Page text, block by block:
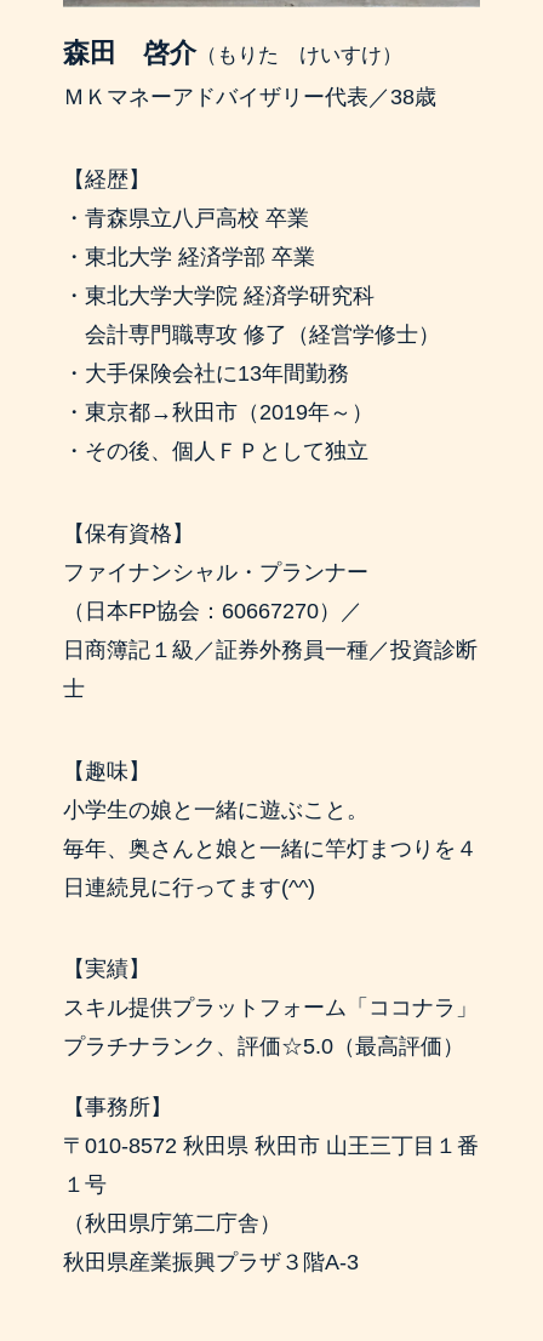
森田 啓介（もりた けいすけ）
ＭＫマネーアドバイザリー代表／38歳
【経歴】
・青森県立八戸高校 卒業
・東北大学 経済学部 卒業
・東北大学大学院 経済学研究科
会計専門職専攻 修了（経営学修士）
・大手保険会社に13年間勤務
・東京都→秋田市（2019年～）
・その後、個人ＦＰとして独立
【保有資格】
ファイナンシャル・プランナー
（日本FP協会：60667270）／
日商簿記１級／証券外務員一種／投資診断
士
【趣味】
小学生の娘と一緒に遊ぶこと。
毎年、奥さんと娘と一緒に竿灯まつりを４
日連続見に行ってます(^^)
【実績】
スキル提供プラットフォーム「ココナラ」
プラチナランク、評価☆5.0（最高評価）
【事務所】
〒010-8572 秋田県 秋田市 山王三丁目１番
１号
（秋田県庁第二庁舎）
秋田県産業振興プラザ３階A-3